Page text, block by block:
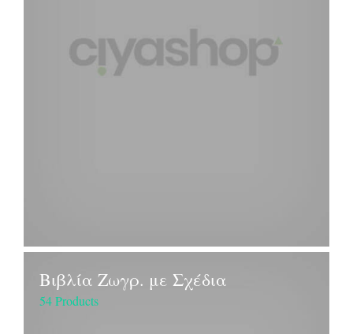
Βιβλία Ζωγρ. με Σχέδια
54 Products